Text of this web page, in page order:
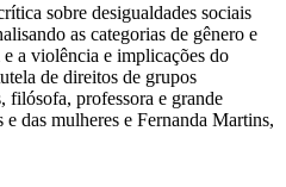
sobre desigualdades sociais
as categorias de gênero e
e a violência e implicações do
de direitos de grupos
professora e grande
das mulheres e Fernanda Martins,